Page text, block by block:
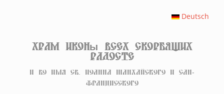
Deutsch
Храм иконы Всех скорбящих
Радосте
И во имя св. Иоанна Шанхайского и Сан-
Францисского